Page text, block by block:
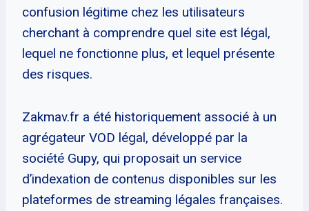
confusion légitime chez les utilisateurs
cherchant à comprendre quel site est légal,
lequel ne fonctionne plus, et lequel présente
des risques.
Zakmav.fr a été historiquement associé à un
agrégateur VOD légal, développé par la
société Gupy, qui proposait un service
d’indexation de contenus disponibles sur les
plateformes de streaming légales françaises.